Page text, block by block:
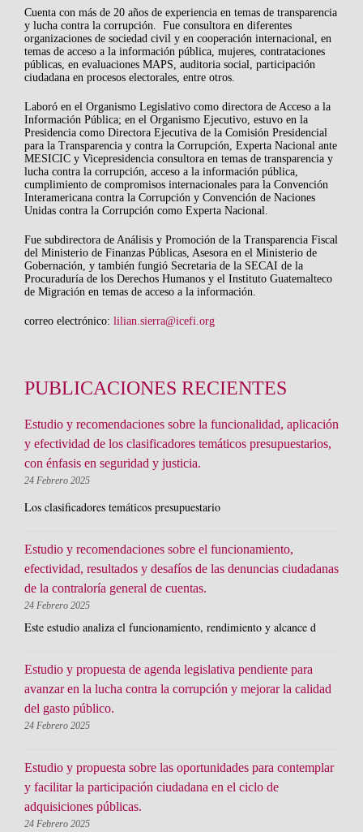
Cuenta con más de 20 años de experiencia en temas de transparencia
y lucha contra la corrupción. Fue consultora en diferentes
organizaciones de sociedad civil y en cooperación internacional, en
temas de acceso a la información pública, mujeres, contrataciones
públicas, en evaluaciones MAPS, auditoria social, participación
ciudadana en procesos electorales, entre otros.
Laboró en el Organismo Legislativo como directora de Acceso a la
Información Pública; en el Organismo Ejecutivo, estuvo en la
Presidencia como Directora Ejecutiva de la Comisión Presidencial
para la Transparencia y contra la Corrupción, Experta Nacional ante
MESICIC y Vicepresidencia consultora en temas de transparencia y
lucha contra la corrupción, acceso a la información pública,
cumplimiento de compromisos internacionales para la Convención
Interamericana contra la Corrupción y Convención de Naciones
Unidas contra la Corrupción como Experta Nacional.
Fue subdirectora de Análisis y Promoción de la Transparencia Fiscal
del Ministerio de Finanzas Públicas, Asesora en el Ministerio de
Gobernación, y también fungió Secretaria de la SECAI de la
Procuraduría de los Derechos Humanos y el Instituto Guatemalteco
de Migración en temas de acceso a la información.
correo electrónico: lilian.sierra@icefi.org
PUBLICACIONES RECIENTES
Estudio y recomendaciones sobre la funcionalidad, aplicación
y efectividad de los clasificadores temáticos presupuestarios,
con énfasis en seguridad y justicia.
24 Febrero 2025
Los clasificadores temáticos presupuestario
Estudio y recomendaciones sobre el funcionamiento,
efectividad, resultados y desafíos de las denuncias ciudadanas
de la contraloría general de cuentas.
24 Febrero 2025
Este estudio analiza el funcionamiento, rendimiento y alcance d
Estudio y propuesta de agenda legislativa pendiente para
avanzar en la lucha contra la corrupción y mejorar la calidad
del gasto público.
24 Febrero 2025
Estudio y propuesta sobre las oportunidades para contemplar
y facilitar la participación ciudadana en el ciclo de
adquisiciones públicas.
24 Febrero 2025